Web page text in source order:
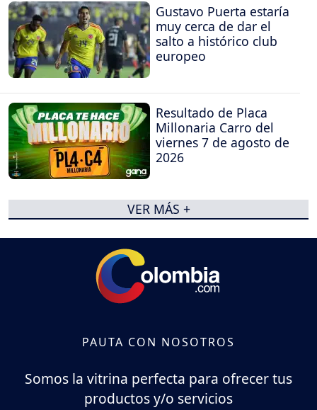
Gustavo Puerta estaría
muy cerca de dar el
salto a histórico club
europeo
Resultado de Placa
Millonaria Carro del
viernes 7 de agosto de
2026
VER MÁS +
PAUTA CON NOSOTROS
Somos la vitrina perfecta para ofrecer tus
productos y/o servicios